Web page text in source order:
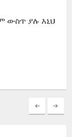
ውስጥ ያሉ እኒህ